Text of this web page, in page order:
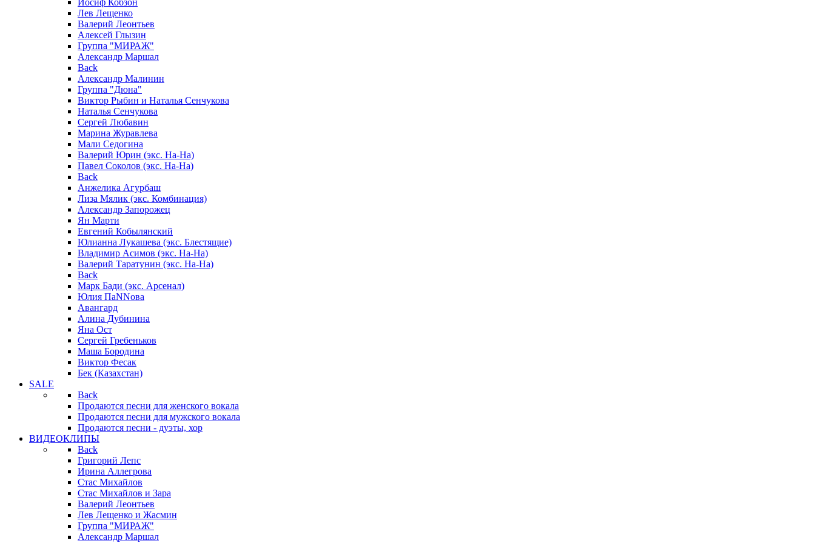
Иосиф Кобзон
Лев Лещенко
Валерий Леонтьев
Алексей Глызин
Группа "МИРАЖ"
Александр Маршал
Back
Александр Малинин
Группа "Дюна"
Виктор Рыбин и Наталья Сенчукова
Наталья Сенчукова
Сергей Любавин
Марина Журавлева
Мали Седогина
Валерий Юрин (экс. На-На)
Павел Соколов (экс. На-На)
Back
Анжелика Агурбаш
Лиза Мялик (экс. Комбинация)
Александр Запорожец
Ян Марти
Евгений Кобылянский
Юлианна Лукашева (экс. Блестящие)
Владимир Асимов (экс. На-На)
Валерий Таратунин (экс. На-На)
Back
Марк Бади (экс. Арсенал)
Юлия ПаNNова
Авангард
Алина Дубинина
Яна Ост
Сергей Гребеньков
Маша Бородина
Виктор Фесак
Бек (Казахстан)
SALE
Back
Продаются песни для женского вокала
Продаются песни для мужского вокала
Продаются песни - дуэты, хор
ВИДЕОКЛИПЫ
Back
Григорий Лепс
Ирина Аллегрова
Стас Михайлов
Стас Михайлов и Зара
Валерий Леонтьев
Лев Лещенко и Жасмин
Группа "МИРАЖ"
Александр Маршал